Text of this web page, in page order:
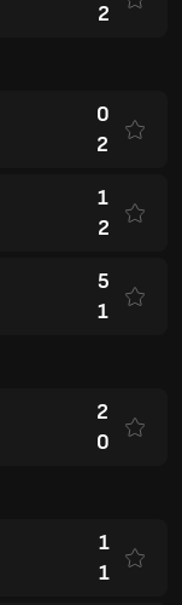
2
0
2
1
2
5
1
2
0
1
1